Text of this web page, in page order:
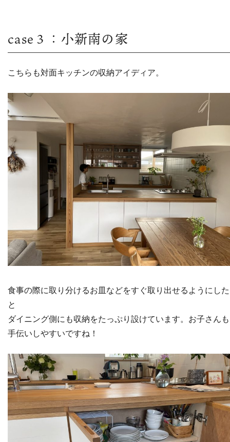
case３：小新南の家
こちらも対面キッチンの収納アイディア。
食事の際に取り分けるお皿などをすぐ取り出せるようにし
と
ダイニング側にも収納をたっぷり設けています。お子さん
手伝いしやすいですね！